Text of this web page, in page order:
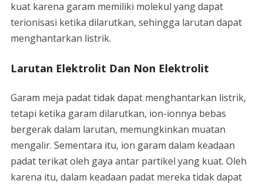
kuat karena garam memiliki molekul yang dapat
terionisasi ketika dilarutkan, sehingga larutan dapat
menghantarkan listrik.
Larutan Elektrolit Dan Non Elektrolit
Garam meja padat tidak dapat menghantarkan listrik,
tetapi ketika garam dilarutkan, ion-ionnya bebas
bergerak dalam larutan, memungkinkan muatan
mengalir. Sementara itu, ion garam dalam keadaan
padat terikat oleh gaya antar partikel yang kuat. Oleh
karena itu, dalam keadaan padat mereka tidak dapat